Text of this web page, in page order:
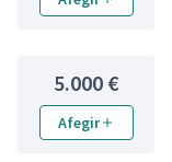
5.000 €
Afegir